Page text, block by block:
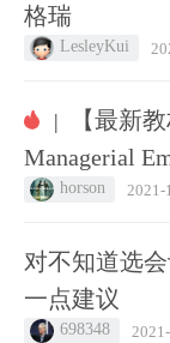
格瑞
LesleyKui
|
【最新
Managerial
horson 2021-
对不知道选
一点建议
698348